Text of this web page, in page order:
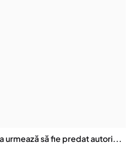
urmează să fie predat autori...